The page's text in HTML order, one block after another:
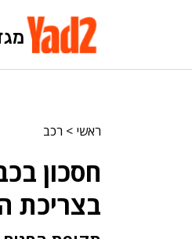
ראשי > רכב
חסכון
בצריכת